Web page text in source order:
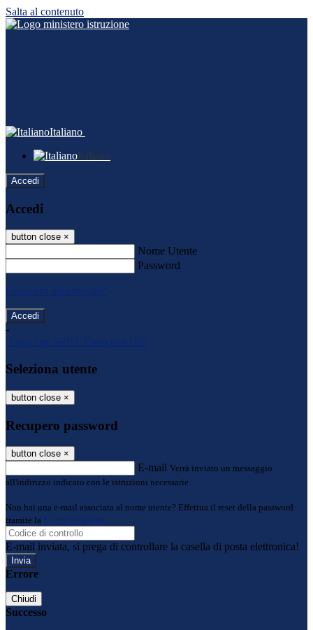
Salta al contenuto
Italiano
Italiano
Accedi
Accedi
button close ×
Nome Utente
Password
Password dimenticata?
-
Entra con SPID
Entra con CIE
Seleziona utente
button close ×
Recupero password
button close ×
E-mail Verrà inviato un messaggio
all'indirizzo indicato con le istruzioni necessarie.
Non hai una e-mail associata al nome utente? Effettua il reset della password
tramite la
Login Spaggiari
E-mail inviata, si prega di controllare la casella di posta elettronica!
Errore
Chiudi
Successo